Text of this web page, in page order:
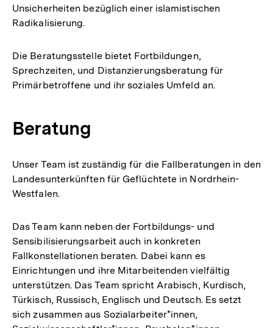
Unsicherheiten bezüglich einer islamistischen
Radikalisierung.
Die Beratungsstelle bietet Fortbildungen,
Sprechzeiten, und Distanzierungsberatung für
Primärbetroffene und ihr soziales Umfeld an.
Beratung
Unser Team ist zuständig für die Fallberatungen in den
Landesunterkünften für Geflüchtete in Nordrhein-
Westfalen.
Das Team kann neben der Fortbildungs- und
Sensibilisierungsarbeit auch in konkreten
Fallkonstellationen beraten. Dabei kann es
Einrichtungen und ihre Mitarbeitenden vielfältig
unterstützen. Das Team spricht Arabisch, Kurdisch,
Türkisch, Russisch, Englisch und Deutsch. Es setzt
sich zusammen aus Sozialarbeiter*innen,